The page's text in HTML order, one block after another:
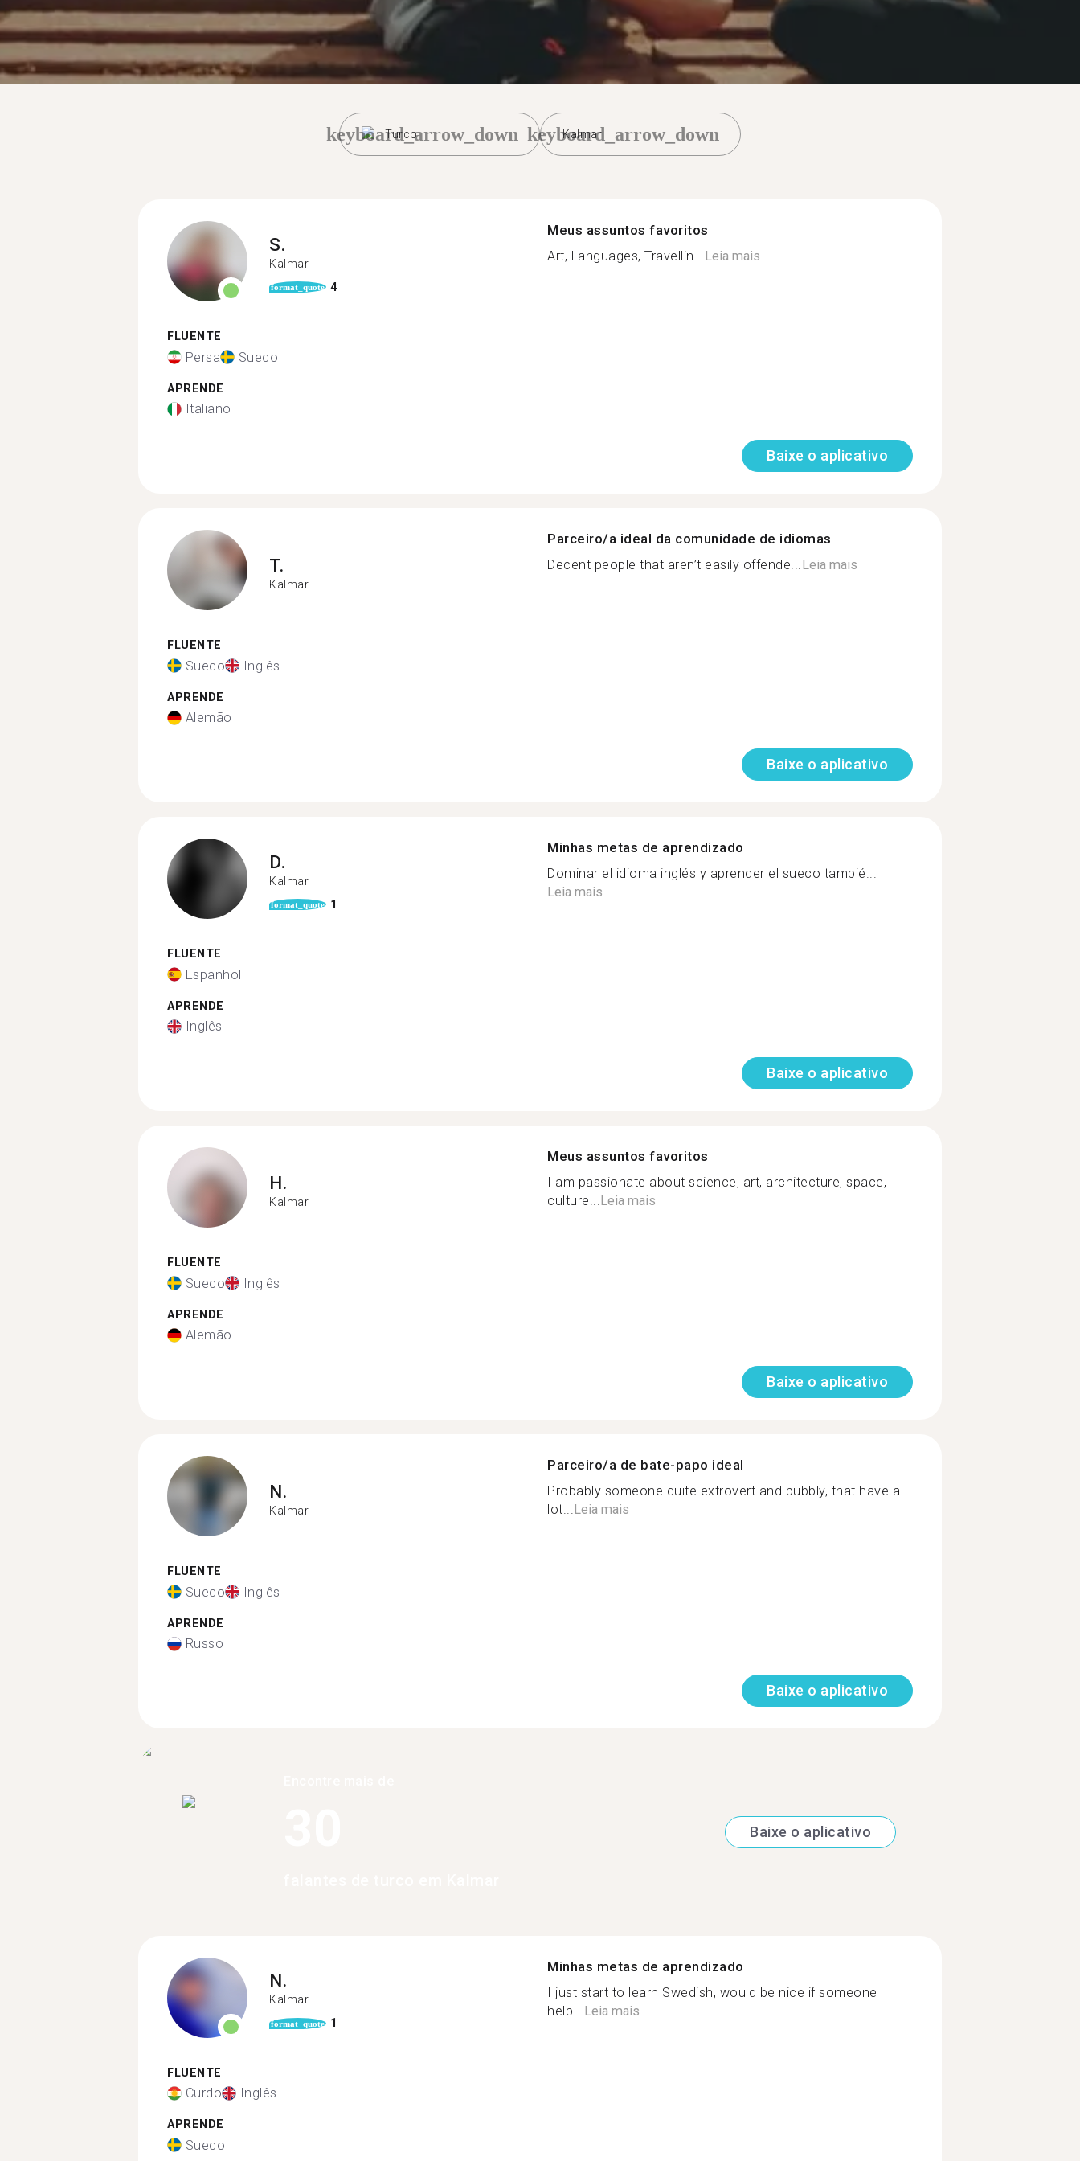
Turco
keyboard_arrow_down Kalmar
keyboard_arrow_down
S.
Kalmar
format_quote 4
FLUENTE
Persa Sueco
APRENDE
Italiano
Meus assuntos favoritos
Art, Languages, Travellin...Leia mais
Baixe o aplicativo
T.
Kalmar
FLUENTE
Sueco Inglês
APRENDE
Alemão
Parceiro/a ideal da comunidade de idiomas
Decent people that aren’t easily offende...Leia mais
Baixe o aplicativo
D.
Kalmar
format_quote 1
FLUENTE
Espanhol
APRENDE
Inglês
Minhas metas de aprendizado
Dominar el idioma inglés y aprender el sueco tambié...
Leia mais
Baixe o aplicativo
H.
Kalmar
FLUENTE
Sueco Inglês
APRENDE
Alemão
Meus assuntos favoritos
I am passionate about science, art, architecture, space,
culture...Leia mais
Baixe o aplicativo
N.
Kalmar
FLUENTE
Sueco Inglês
APRENDE
Russo
Parceiro/a de bate-papo ideal
Probably someone quite extrovert and bubbly, that have a
lot...Leia mais
Baixe o aplicativo
Baixe o aplicativo
N.
Kalmar
format_quote 1
FLUENTE
Curdo Inglês
APRENDE
Sueco
Minhas metas de aprendizado
I just start to learn Swedish, would be nice if someone
help... Leia mais